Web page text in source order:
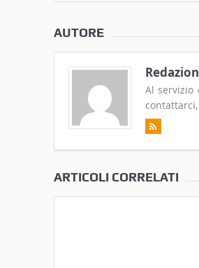
AUTORE
Al servizio
ARTICOLI CORRELATI